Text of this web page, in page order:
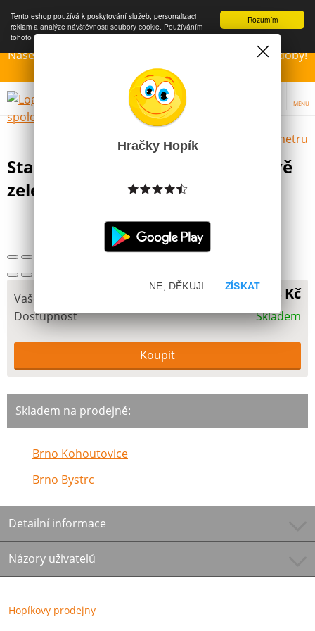
Rozumím
Tento eshop používá k poskytování služeb, personalizaci
reklam a analýze návštěvnosti soubory cookie. Používáním
tohoto webu s tím souhlasíte.Více informací
Naše Prodejny – Otevřeny dle otvírací prázdninové doby!
Přejeme krásné léto!!!
MENU
Výběr hraček dle zvoleného parametru
Stabilo point 88 tenký liner ledově
zelený
Vaše cena 24 Kč
Dostupnost Skladem
Skladem na prodejně:
Brno Kohoutovice
Brno Bystrc
Detailní informace
Názory uživatelů
Hopíkovy prodejny
Hračky Hopík
ZÍSKAT
NE, DĚKUJI